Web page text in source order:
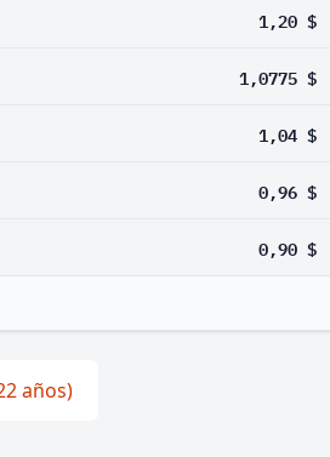
1,20 $
1,0775 $
1,04 $
0,96 $
0,90 $
años)